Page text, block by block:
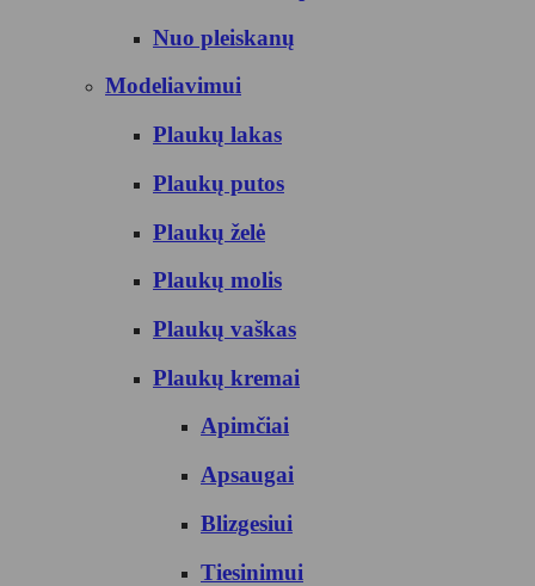
Nuo pleiskanų
Modeliavimui
Plaukų lakas
Plaukų putos
Plaukų želė
Plaukų molis
Plaukų vaškas
Plaukų kremai
Apimčiai
Apsaugai
Blizgesiui
Tiesinimui